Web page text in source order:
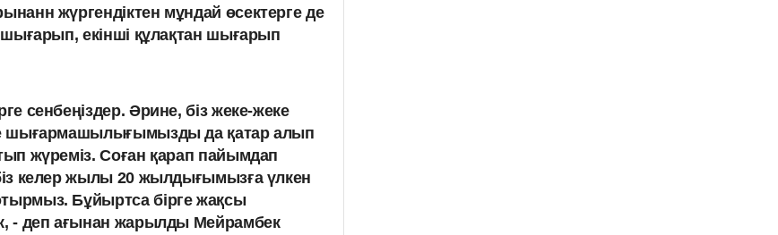
жүргендіктен мұндай өсектерге де
шығарып, екінші құлақтан шығарып
сенбеңіздер. Әрине, біз жеке-жеке
шығармашылығымызды да қатар алып
жүреміз. Соған қарап пайымдап
келер жылы 20 жылдығымызға үлкен
Бұйыртса бірге жақсы
- деп ағынан жарылды Мейрамбек